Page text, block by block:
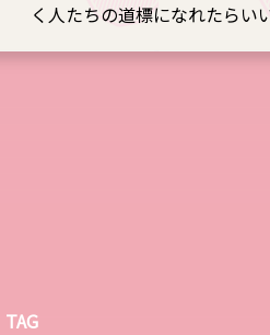
く人たちの道標になれたらい
TAG